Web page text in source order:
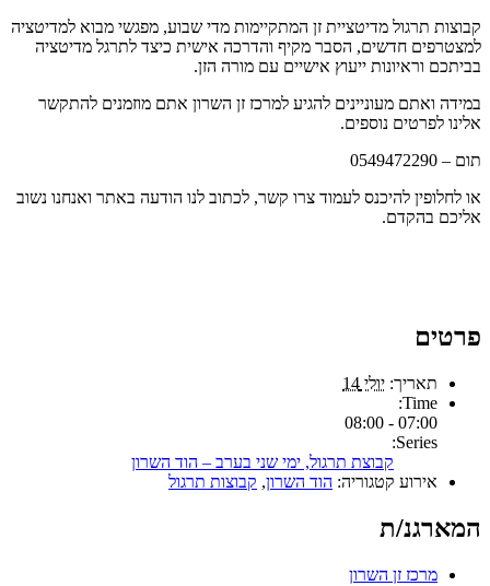
בביתכם וראיונות ייעוץ אישיים עם מורה הזן.
אלינו לפרטים נוספים.
תום – 0549472290
אליכם בהקדם.
פרטים
תאריך: יולי 14
Time:
07:00 - 08:00
Series:
קבוצת תרגול, ימי שני בערב – הוד השרון
אירוע קטגוריה: הוד השרון, קבוצות תרגול
המארגנ/ת
מרכז זן השרון